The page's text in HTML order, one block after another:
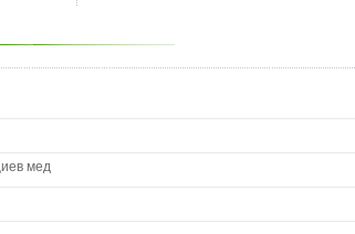
Бяла върба - Salix Аlba
мед